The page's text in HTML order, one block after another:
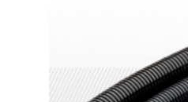
MULTIMATERIAL